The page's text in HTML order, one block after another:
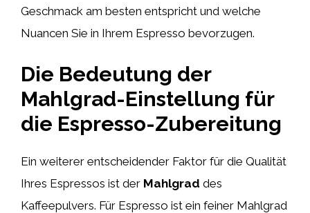
Geschmack am besten entspricht und welche
Nuancen Sie in Ihrem Espresso bevorzugen.
Die Bedeutung der
Mahlgrad-Einstellung für
die Espresso-Zubereitung
Ein weiterer entscheidender Faktor für die Qualität
Ihres Espressos ist der Mahlgrad des
Kaffeepulvers. Für Espresso ist ein feiner Mahlgrad